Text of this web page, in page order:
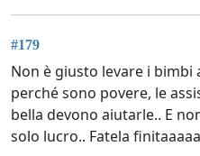
#179
Non è giusto levare i bimbi
perché sono povere, le
bella devono aiutarle.. E
solo lucro.. Fatela finitaaaaa